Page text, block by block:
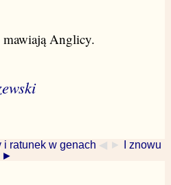
Anglicy.
ratunek w genach ◀ ► I znowu
►